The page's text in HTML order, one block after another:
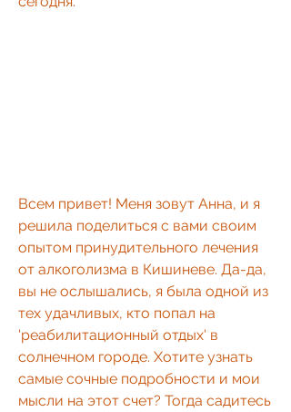
Всем привет! Меня зовут Анна, и я
решила поделиться с вами своим
опытом принудительного лечения
от алкоголизма в Кишиневе. Да-да,
вы не ослышались, я была одной из
тех удачливых, кто попал на
'реабилитационный отдых' в
солнечном городе. Хотите узнать
самые сочные подробности и мои
мысли на этот счет? Тогда садитесь